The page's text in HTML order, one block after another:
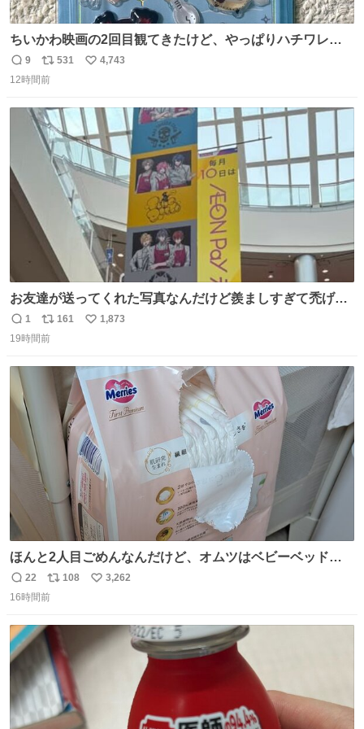
ちいかわ映画の2回目観てきたけど、やっぱりハチワレの
「ハモりすごいよッ…」に対するちいかわの「エ゛ッ!?(い
まそんな場合じゃねぇだろお前よぉ)」が面白すぎる。
返
信
9
リ
ポ
ト
数
531
い
数
4,743
12時間前
お友達が送ってくれた写真なんだけど羨ましすぎて禿げそ
う
返
信
1
リ
ポ
161
い
数
1,873
19時間前
ほんと2人目ごめんなんだけど、オムツはベビーベッドにS
字フックで吊るしてる😂
返
信
22
リ
ポ
数
108
い
3,262
16時間前